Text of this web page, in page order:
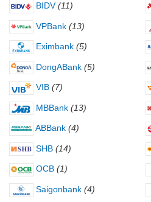
BIDV (11)
VPBank (13)
Eximbank (5)
DongABank (5)
VIB (7)
MBBank (13)
ABBank (4)
SHB (14)
OCB (1)
Saigonbank (4)